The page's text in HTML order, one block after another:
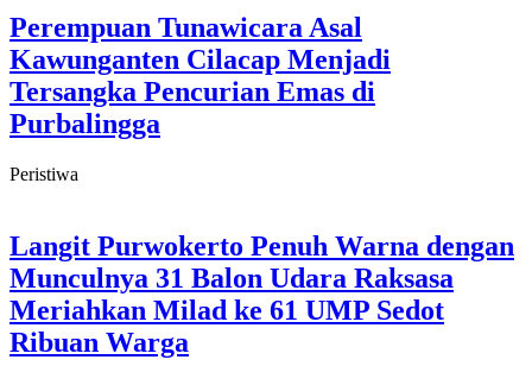
Perempuan Tunawicara Asal
Kawunganten Cilacap Menjadi
Tersangka Pencurian Emas di
Purbalingga
Peristiwa
Langit Purwokerto Penuh Warna dengan
Munculnya 31 Balon Udara Raksasa
Meriahkan Milad ke 61 UMP Sedot
Ribuan Warga